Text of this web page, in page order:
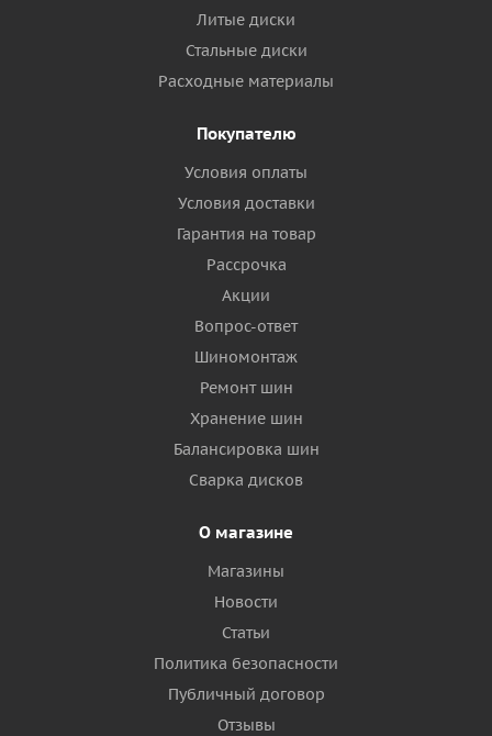
Литые диски
Стальные диски
Расходные материалы
Покупателю
Условия оплаты
Условия доставки
Гарантия на товар
Рассрочка
Акции
Вопрос-ответ
Шиномонтаж
Ремонт шин
Хранение шин
Балансировка шин
Сварка дисков
О магазине
Магазины
Новости
Статьи
Политика безопасности
Публичный договор
Отзывы